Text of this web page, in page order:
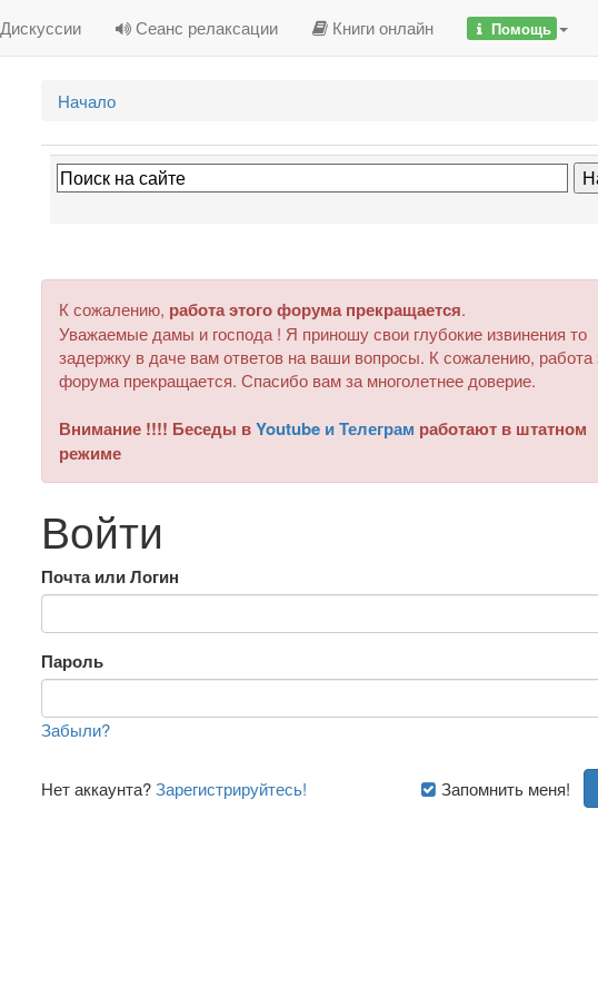
Дискуссии Сеанс релаксации Книги онлайн Помощь
Начало
К сожалению, работа этого форума прекращается.
Уважаемые дамы и господа ! Я приношу свои глубокие извинения то
задержку в даче вам ответов на ваши вопросы. К сожалению, работа
форума прекращается. Спасибо вам за многолетнее доверие.
Внимание !!!! Беседы вYoutube и Телеграм работают в штатном
режиме
Войти
Почта или Логин
Пароль
Забыли?
Запомнить меня!
Нет аккаунта?Зарегистрируйтесь!